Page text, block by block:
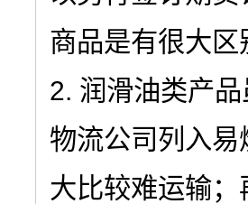
商品是有很大
2. 润滑油类产
物流公司列入
大比较难运输